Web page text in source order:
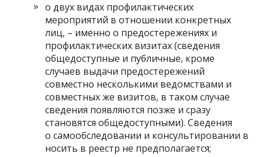
о двух видах профилактических
мероприятий в отношении конкретных
лиц, – именно о предостережениях и
профилактических визитах (сведения
общедоступные и публичные, кроме
случаев выдачи предостережений
совместно несколькими ведомствами и
совместных же визитов, в таком случае
сведения появляются позже и сразу
становятся общедоступными). Сведения
о самообследовании и консультировании в
носить в реестр не предполагается;